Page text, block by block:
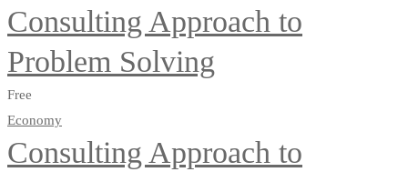
Consulting Approach to
Problem Solving
Free
Economy
Consulting Approach to